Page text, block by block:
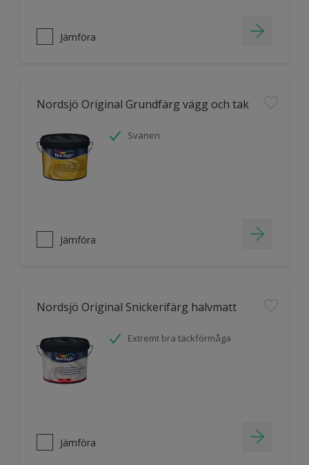
Jämföra
Nordsjö Original Grundfärg vägg och tak
Svanen
Jämföra
Nordsjö Original Snickerifärg halvmatt
Extremt bra täckförmåga
Jämföra